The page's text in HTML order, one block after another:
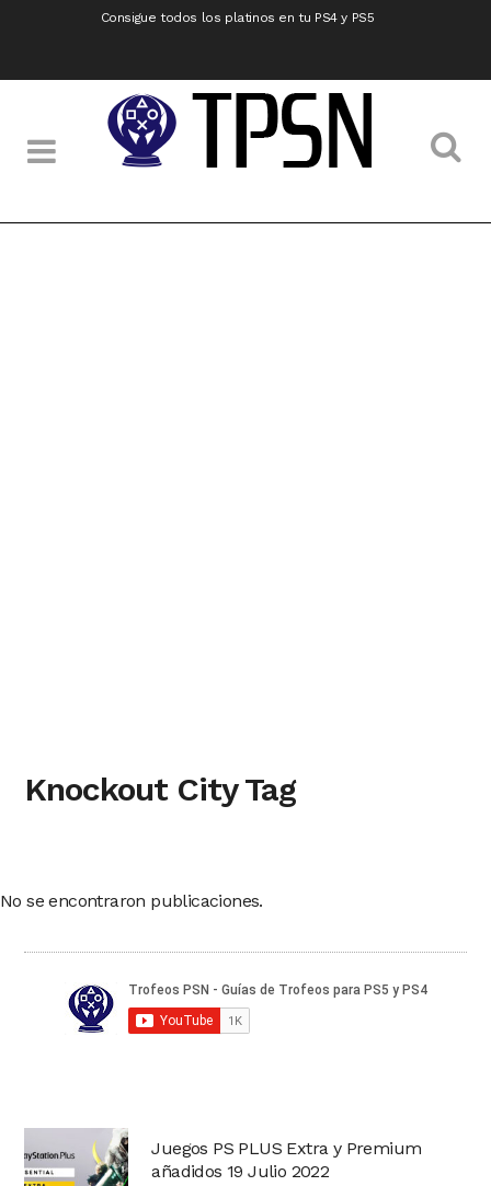
Consigue todos los platinos en tu PS4 y PS5
Knockout City Tag
No se encontraron publicaciones.
Juegos PS PLUS Extra y Premium
añadidos 19 Julio 2022